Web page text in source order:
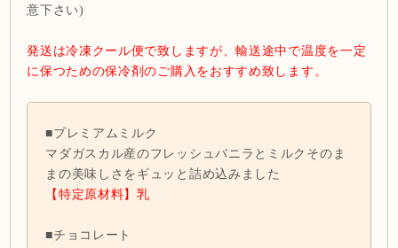
意下さい)
発送は冷凍クール便で致しますが、輸送途中で温度を一定
に保つための保冷剤のご購入をおすすめ致します。
■プレミアムミルク
マダガスカル産のフレッシュバニラとミルクそのま
まの美味しさをギュッと詰め込みました
【特定原材料】乳
■チョコレート